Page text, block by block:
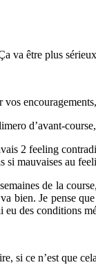
va être plus
d’avant-
2 feeling
si mauvaises au
de la
bien. Je pense
des conditions
si ce n’est que